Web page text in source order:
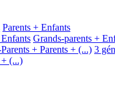
Parents + Enfants
Grands-parents +
+ Parents + (...) 3
+ (...)